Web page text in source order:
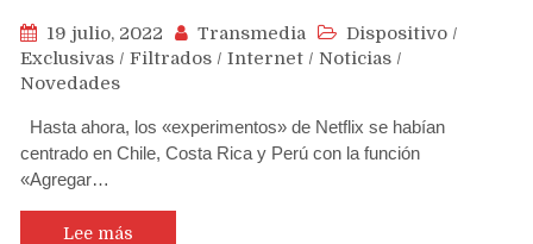
19 julio, 2022 Transmedia Dispositivo /
Exclusivas / Filtrados / Internet / Noticias /
Novedades
Hasta ahora, los «experimentos» de Netflix se habían
centrado en Chile, Costa Rica y Perú con la función
«Agregar…
Lee más